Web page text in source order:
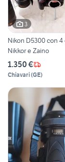
3
Nikon D5300 con
Nikkor e Zaino
1.350 €
Chiavari(GE)